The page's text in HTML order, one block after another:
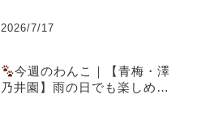
2026/7/17
今週のわんこ｜【青梅・澤
乃井園】雨の日でも楽しめる